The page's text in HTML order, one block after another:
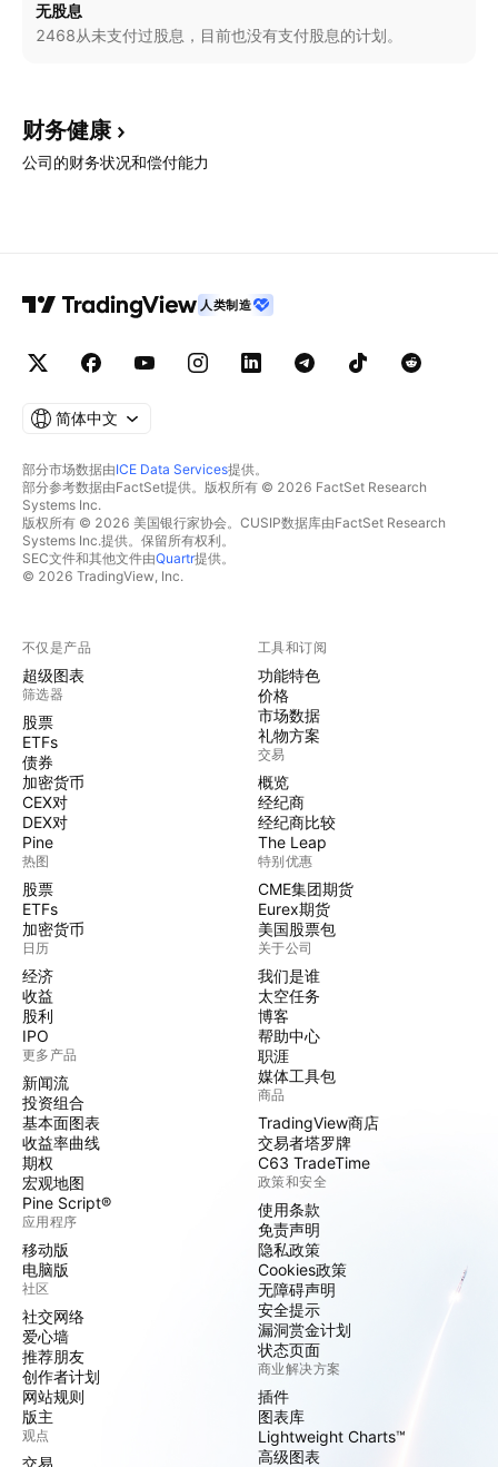
无股息
2468从未支付过股息，目前也没有支付股息的计划。
财务健康
公司的财务状况和偿付能力
人类制造
简体中文
部分市场数据由ICE Data Services提供。
部分参考数据由FactSet提供。版权所有 © 2026 FactSet Research
Systems Inc.
版权所有 © 2026 美国银行家协会。CUSIP数据库由FactSet Research
Systems Inc.提供。保留所有权利。
SEC文件和其他文件由Quartr提供。
© 2026 TradingView, Inc.
不仅是产品
超级图表
筛选器
股票
ETFs
债券
加密货币
CEX对
DEX对
Pine
热图
股票
ETFs
加密货币
日历
经济
收益
股利
IPO
更多产品
新闻流
投资组合
基本面图表
收益率曲线
期权
宏观地图
Pine Script®
应用程序
移动版
电脑版
社区
社交网络
爱心墙
推荐朋友
创作者计划
网站规则
版主
观点
交易
工具和订阅
功能特色
价格
市场数据
礼物方案
交易
概览
经纪商
经纪商比较
The Leap
特别优惠
CME集团期货
Eurex期货
美国股票包
关于公司
我们是谁
太空任务
博客
帮助中心
职涯
媒体工具包
商品
TradingView商店
交易者塔罗牌
C63 TradeTime
政策和安全
使用条款
免责声明
隐私政策
Cookies政策
无障碍声明
安全提示
漏洞赏金计划
状态页面
商业解决方案
插件
图表库
Lightweight Charts™
高级图表